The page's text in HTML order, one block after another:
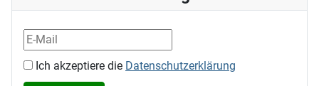
Ich akzeptiere die Datenschutzerklärung